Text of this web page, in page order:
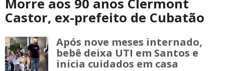
Morre aos 90 anos Clermont
Castor, ex-prefeito de Cubatão
Após nove meses internado,
bebê deixa UTI em Santos e
inicia cuidados em casa